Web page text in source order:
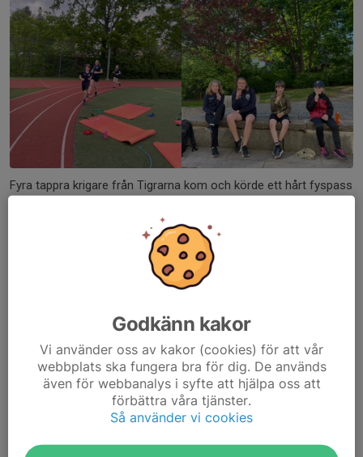
Fyra tappra krigare från Tigrarna kom och körde ett hårt fyspass
av ”Guds nåde” av ledaren. En stolt ledare hade också utlovat
glass till de som utförde passet....
Inställd Tigerträning 1/10
Pga sjukdomar måste vi tyvärr ställa in träningen imorgon 1/10.
Vi syns på Torsdag då vi kör igång med löpningen.
Godkänn kakor
Vi använder oss av kakor (cookies) för att vår
webbplats ska fungera bra för dig. De används
även för webbanalys i syfte att hjälpa oss att
förbättra våra tjänster.
Så använder vi cookies